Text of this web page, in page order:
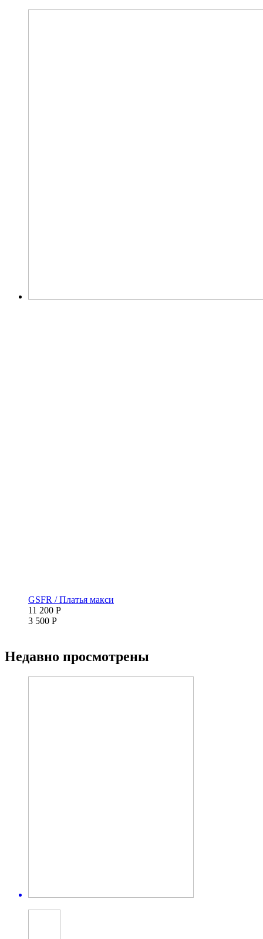
GSFR / Платья макси
11 200 Р
3 500 Р
Недавно просмотрены